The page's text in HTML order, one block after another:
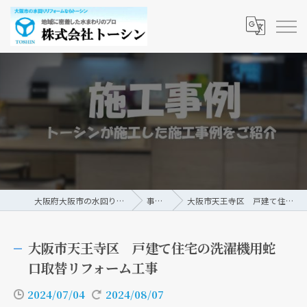
大阪府大阪市の水回りリフォームなら株式会社トーシン 事例/ブログ 大阪市天王寺区 戸建て住宅の洗濯機用蛇口取替リフォーム工事
大阪市天王寺区 戸建て住宅の洗濯機用蛇
口取替リフォーム工事
2024/07/04 2024/08/07